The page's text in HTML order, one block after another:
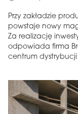
Przy zakładzie
powstaje nowy
Za realizację
odpowiada firma
centrum dystrybucji